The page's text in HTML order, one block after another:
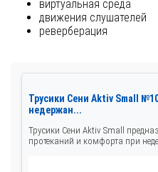
виртуальная среда
движения слушателей
реверберация
Трусики Сени Aktiv Small
недержан...
Трусики Сени Aktiv Small
протеканий и комфорта при